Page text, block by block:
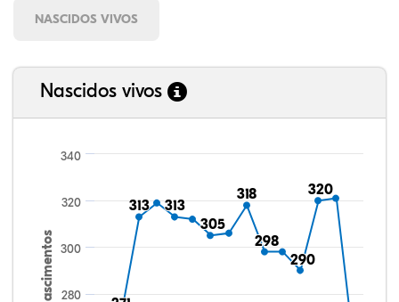
NASCIDOS VIVOS
Nascidos vivos
Nascimentos
313
313 313
313
305
305
318
318
298
298
290
290
320
320
280
300
320
340